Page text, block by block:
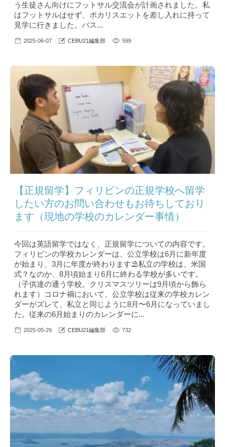
う生徒さん向けにフットサル交流会が計画されました。私
はフットサルはせず、ポカリスエットを差し入れに持って
見学に行きました。バス...
2025-06-07 CEBU21編集部 599
【正規留学】フィリピンの正規学校へ留学
したい方のお問い合わせもお待ちしており
ます（現地の学校のカレンダー事情）
今回は英語留学ではなく、正規留学についての内容です。
フィリピンの学校カレンダーは、公立学校は6月に新年度
が始まり、3月に年度が終わります⛱私立の学校は、米国
式？なのか、8月頃始まり6月に終わる学校が多いです。
（子供達の通う学校。クリスマスツリーは9月頃から飾ら
れます）コロナ禍において、公立学校は従来の学校カレン
ダーがズレて、私立と同じように8月〜6月になっていまし
た。従来の6月始まりのカレンダーに...
2025-05-29 CEBU21編集部 732